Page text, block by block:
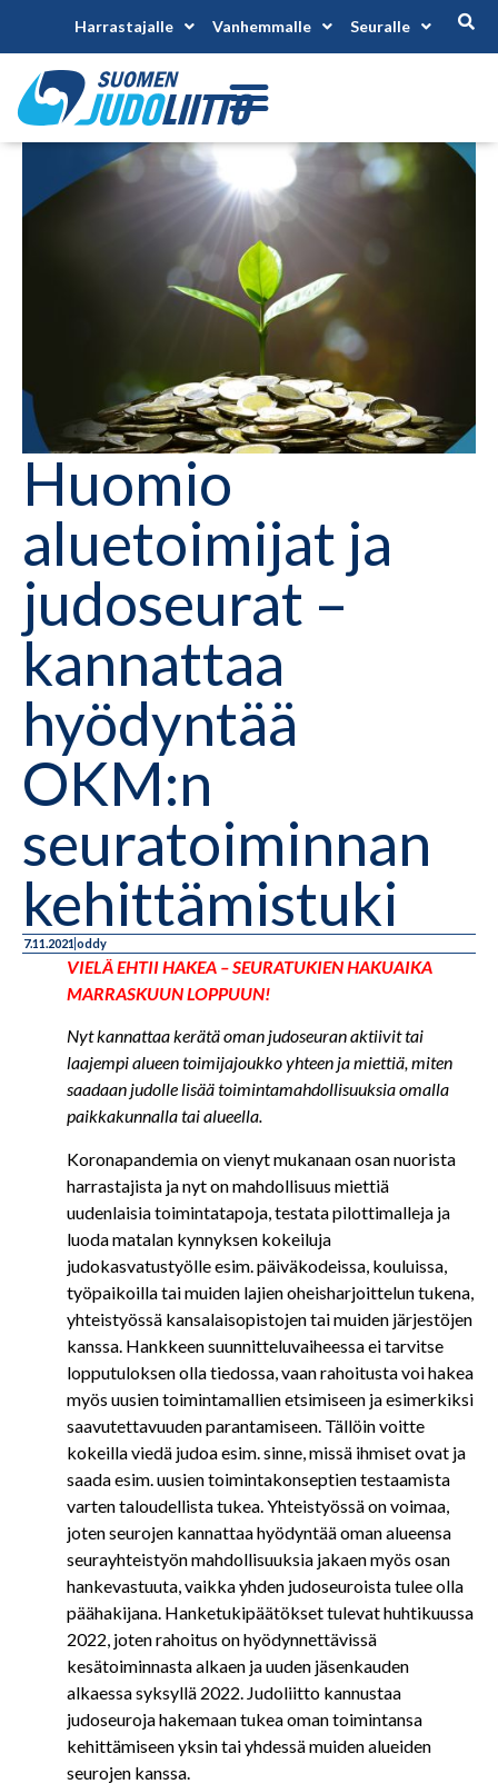
Harrastajalle Vanhemmalle Seuralle
Huomio
aluetoimijat ja
judoseurat –
kannattaa
hyödyntää
OKM:n
seuratoiminnan
kehittämistuki
7.11.2021 oddy
VIELÄ EHTII HAKEA – SEURATUKIEN HAKUAIKA
MARRASKUUN LOPPUUN!
Nyt kannattaa kerätä oman judoseuran aktiivit tai
laajempi alueen toimijajoukko yhteen ja miettiä, miten
saadaan judolle lisää toimintamahdollisuuksia omalla
paikkakunnalla tai alueella.
Koronapandemia on vienyt mukanaan osan nuorista
harrastajista ja nyt on mahdollisuus miettiä
uudenlaisia toimintatapoja, testata pilottimalleja ja
luoda matalan kynnyksen kokeiluja
judokasvatustyölle esim. päiväkodeissa, kouluissa,
työpaikoilla tai muiden lajien oheisharjoittelun tukena,
yhteistyössä kansalaisopistojen tai muiden järjestöjen
kanssa. Hankkeen suunnitteluvaiheessa ei tarvitse
lopputuloksen olla tiedossa, vaan rahoitusta voi hakea
myös uusien toimintamallien etsimiseen ja esimerkiksi
saavutettavuuden parantamiseen. Tällöin voitte
kokeilla viedä judoa esim. sinne, missä ihmiset ovat ja
saada esim. uusien toimintakonseptien testaamista
varten taloudellista tukea. Yhteistyössä on voimaa,
joten seurojen kannattaa hyödyntää oman alueensa
seurayhteistyön mahdollisuuksia jakaen myös osan
hankevastuuta, vaikka yhden judoseuroista tulee olla
päähakijana. Hanketukipäätökset tulevat huhtikuussa
2022, joten rahoitus on hyödynnettävissä
kesätoiminnasta alkaen ja uuden jäsenkauden
alkaessa syksyllä 2022. Judoliitto kannustaa
judoseuroja hakemaan tukea oman toimintansa
kehittämiseen yksin tai yhdessä muiden alueiden
seurojen kanssa.